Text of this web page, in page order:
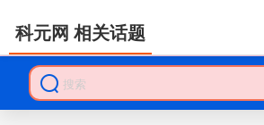
科元网 相关话题